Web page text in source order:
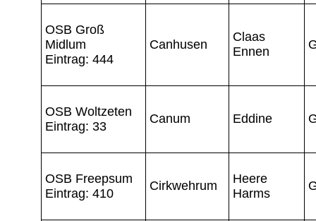
OSB Groß
Midlum
Eintrag: 444
Canhusen
Claas
Ennen
OSB Woltzeten
Eintrag: 33
Canum Eddine
OSB Freepsum
Eintrag: 410
Cirkwehrum
Heere
Harms